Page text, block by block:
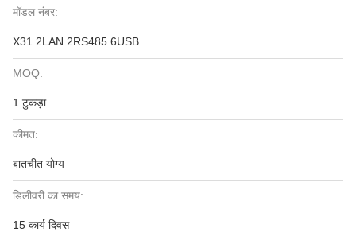
मॉडल नंबर:
X31 2LAN 2RS485 6USB
MOQ:
1 टुकड़ा
कीमत:
बातचीत योग्य
डिलीवरी का समय:
15 कार्य दिवस